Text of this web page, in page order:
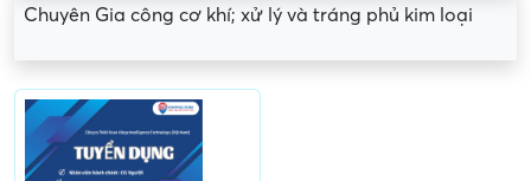
Chuyên Gia công cơ khí; xử lý và tráng phủ kim loại